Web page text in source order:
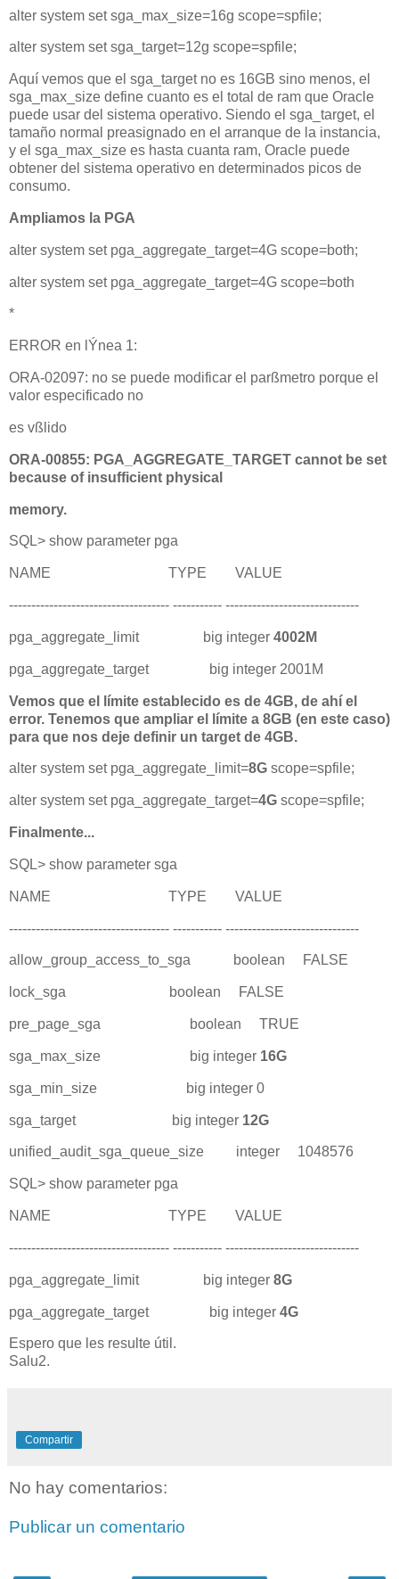
alter system set sga_max_size=16g scope=spfile;
alter system set sga_target=12g scope=spfile;
Aquí vemos que el sga_target no es 16GB sino menos, el
sga_max_size define cuanto es el total de ram que Oracle
puede usar del sistema operativo. Siendo el sga_target, el
tamaño normal preasignado en el arranque de la instancia,
y el sga_max_size es hasta cuanta ram, Oracle puede
obtener del sistema operativo en determinados picos de
consumo.
Ampliamos la PGA
alter system set pga_aggregate_target=4G scope=both;
alter system set pga_aggregate_target=4G scope=both
*
ERROR en lÝnea 1:
ORA-02097: no se puede modificar el parßmetro porque el
valor especificado no
es vßlido
ORA-00855: PGA_AGGREGATE_TARGET cannot be set
because of insufficient physical
memory.
SQL> show parameter pga
NAME TYPE VALUE
------------------------------------ ----------- ------------------------------
pga_aggregate_limit big integer 4002M
pga_aggregate_target big integer 2001M
Vemos que el límite establecido es de 4GB, de ahí el
error. Tenemos que ampliar el límite a 8GB (en este caso)
para que nos deje definir un target de 4GB.
alter system set pga_aggregate_limit=8G scope=spfile;
alter system set pga_aggregate_target=4G scope=spfile;
Finalmente...
SQL> show parameter sga
NAME TYPE VALUE
------------------------------------ ----------- ------------------------------
allow_group_access_to_sga boolean FALSE
lock_sga boolean FALSE
pre_page_sga boolean TRUE
sga_max_size big integer 16G
sga_min_size big integer 0
sga_target big integer 12G
unified_audit_sga_queue_size integer 1048576
SQL> show parameter pga
NAME TYPE VALUE
------------------------------------ ----------- ------------------------------
pga_aggregate_limit big integer 8G
pga_aggregate_target big integer 4G
Espero que les resulte útil.
Salu2.
Compartir
No hay comentarios:
Publicar un comentario